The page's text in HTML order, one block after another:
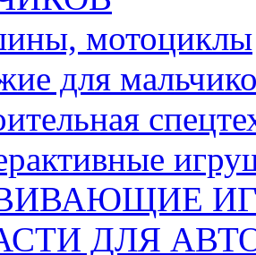
мотоциклы
для
ДЛЯ